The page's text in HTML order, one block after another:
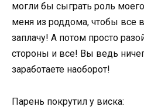
могли бы сыграть роль
меня из роддома, чтобы все
заплачу! А потом просто
стороны и все! Вы ведь
заработаете наоборот!
Парень покрутил у виска: